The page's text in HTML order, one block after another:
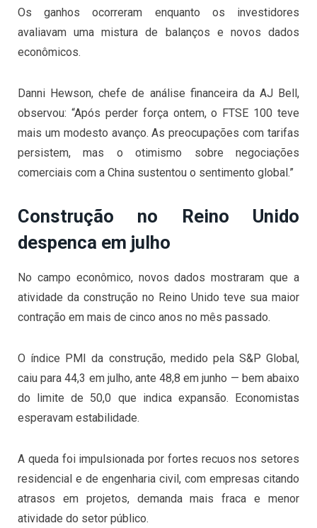
Os ganhos ocorreram enquanto os investidores
avaliavam uma mistura de balanços e novos dados
econômicos.
Danni Hewson, chefe de análise financeira da AJ Bell,
observou: “Após perder força ontem, o FTSE 100 teve
mais um modesto avanço. As preocupações com tarifas
persistem, mas o otimismo sobre negociações
comerciais com a China sustentou o sentimento global.”
Construção no Reino Unido
despenca em julho
No campo econômico, novos dados mostraram que a
atividade da construção no Reino Unido teve sua maior
contração em mais de cinco anos no mês passado.
O índice PMI da construção, medido pela S&P Global,
caiu para 44,3 em julho, ante 48,8 em junho — bem abaixo
do limite de 50,0 que indica expansão. Economistas
esperavam estabilidade.
A queda foi impulsionada por fortes recuos nos setores
residencial e de engenharia civil, com empresas citando
atrasos em projetos, demanda mais fraca e menor
atividade do setor público.